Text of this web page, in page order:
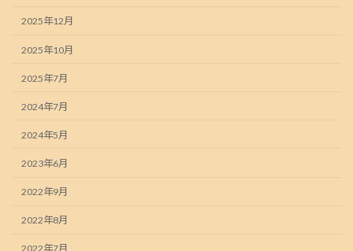
2025年12月
2025年10月
2025年7月
2024年7月
2024年5月
2023年6月
2022年9月
2022年8月
2022年7月